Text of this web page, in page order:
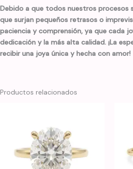
Debido a que todos nuestros procesos
que surjan pequeños retrasos o
paciencia y comprensión, ya que cada
dedicación y la más alta calidad. ¡La
recibir una joya única y hecha con amor!
Productos relacionados